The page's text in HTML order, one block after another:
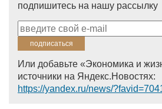
подпишитесь на нашу рассылку
Или добавьте «Экономика и
источники на Яндекс.Новостях:
https://yandex.ru/news/